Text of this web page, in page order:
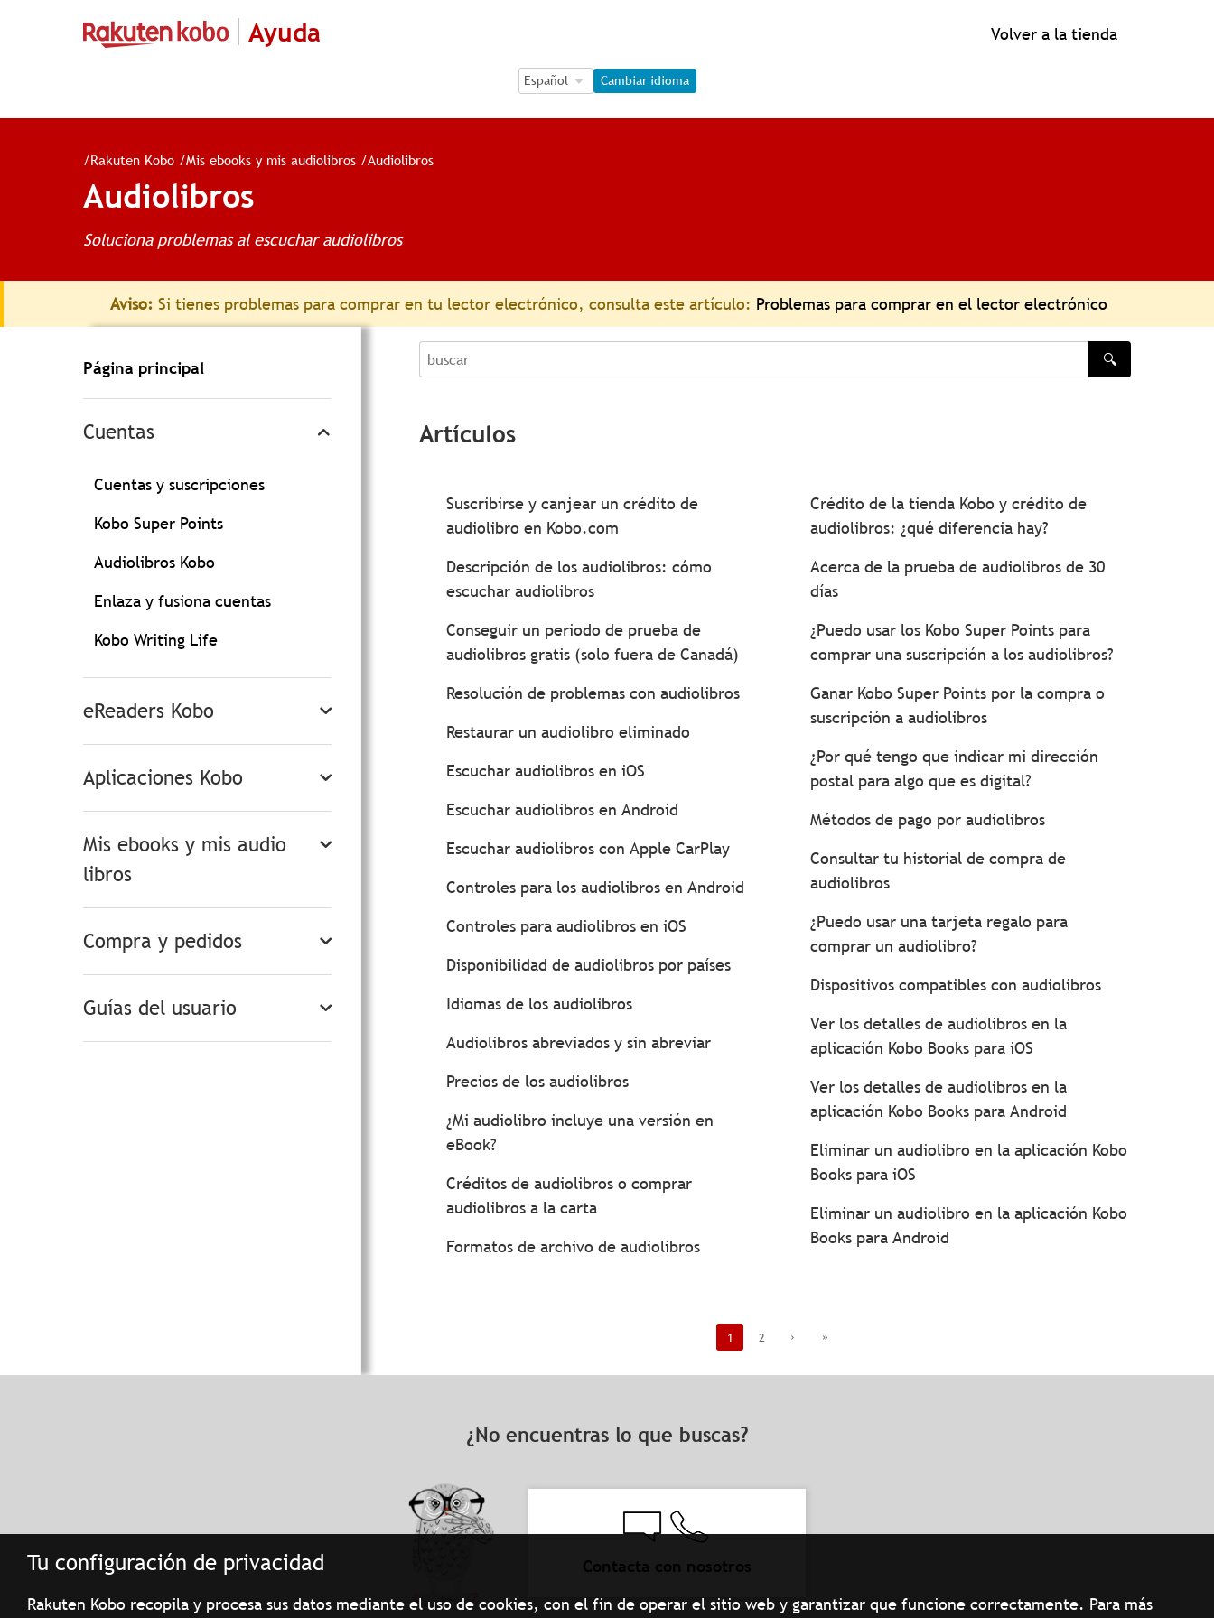
Tu configuración de privacidad
Rakuten Kobo recopila y procesa sus datos mediante el uso de cookies, con el fin de operar el sitio web y garantizar que funcione correctamente. Para más
Ayuda Volver a la tienda
Language Selection
Language Selection
Cambiar idioma
/Rakuten Kobo /Mis ebooks y mis audiolibros /Audiolibros
Audiolibros
Soluciona problemas al escuchar audiolibros
Aviso: Si tienes problemas para comprar en tu lector electrónico, consulta este artículo: Problemas para comprar en el lector electrónico
Página principal
Cuentas
Cuentas y suscripciones
Kobo Super Points
Audiolibros Kobo
Enlaza y fusiona cuentas
Kobo Writing Life
eReaders Kobo
Aplicaciones Kobo
Mis ebooks y mis audio
libros
Compra y pedidos
Guías del usuario
buscar
🔍
Artículos
Suscribirse y canjear un crédito de
audiolibro en Kobo.com
Descripción de los audiolibros: cómo
escuchar audiolibros
Conseguir un periodo de prueba de
audiolibros gratis (solo fuera de Canadá)
Resolución de problemas con audiolibros
Restaurar un audiolibro eliminado
Escuchar audiolibros en iOS
Escuchar audiolibros en Android
Escuchar audiolibros con Apple CarPlay
Controles para los audiolibros en Android
Controles para audiolibros en iOS
Disponibilidad de audiolibros por países
Idiomas de los audiolibros
Audiolibros abreviados y sin abreviar
Precios de los audiolibros
¿Mi audiolibro incluye una versión en
eBook?
Créditos de audiolibros o comprar
audiolibros a la carta
Formatos de archivo de audiolibros
Crédito de la tienda Kobo y crédito de
audiolibros: ¿qué diferencia hay?
Acerca de la prueba de audiolibros de 30
días
¿Puedo usar los Kobo Super Points para
comprar una suscripción a los audiolibros?
Ganar Kobo Super Points por la compra o
suscripción a audiolibros
¿Por qué tengo que indicar mi dirección
postal para algo que es digital?
Métodos de pago por audiolibros
Consultar tu historial de compra de
audiolibros
¿Puedo usar una tarjeta regalo para
comprar un audiolibro?
Dispositivos compatibles con audiolibros
Ver los detalles de audiolibros en la
aplicación Kobo Books para iOS
Ver los detalles de audiolibros en la
aplicación Kobo Books para Android
Eliminar un audiolibro en la aplicación Kobo
Books para iOS
Eliminar un audiolibro en la aplicación Kobo
Books para Android
1 2 › »
¿No encuentras lo que buscas?
Contacta con nosotros